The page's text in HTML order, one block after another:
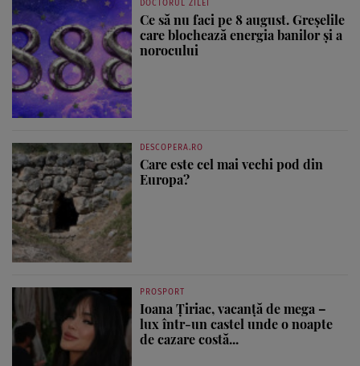
DOCTORUL ZILEI
Ce să nu faci pe 8 august. Greșelile
care blochează energia banilor și a
norocului
DESCOPERA.RO
Care este cel mai vechi pod din
Europa?
PROSPORT
Ioana Țiriac, vacanță de mega –
lux într-un castel unde o noapte
de cazare costă...